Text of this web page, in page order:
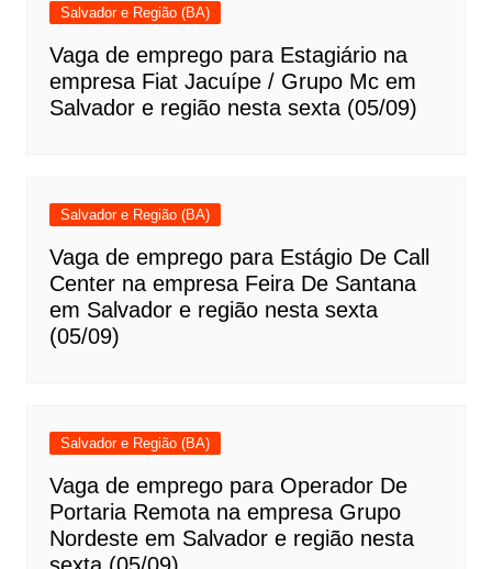
Salvador e Região (BA)
Vaga de emprego para Estagiário na
empresa Fiat Jacuípe / Grupo Mc em
Salvador e região nesta sexta (05/09)
Salvador e Região (BA)
Vaga de emprego para Estágio De Call
Center na empresa Feira De Santana
em Salvador e região nesta sexta
(05/09)
Salvador e Região (BA)
Vaga de emprego para Operador De
Portaria Remota na empresa Grupo
Nordeste em Salvador e região nesta